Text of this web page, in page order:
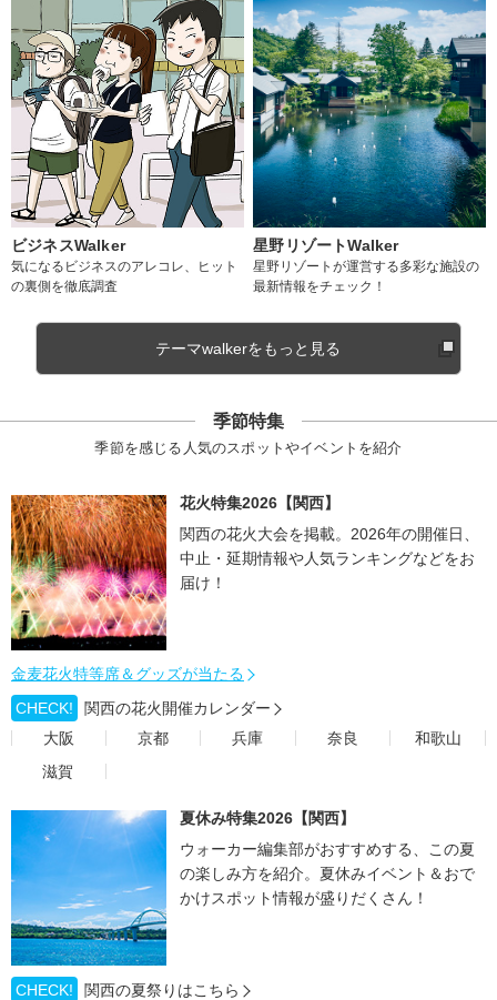
ビジネスWalker
気になるビジネスのアレコレ、ヒット
の裏側を徹底調査
星野リゾートWalker
星野リゾートが運営する多彩な施設の
最新情報をチェック！
テーマwalkerをもっと見る
季節特集
季節を感じる人気のスポットやイベントを紹介
花火特集2026【関西】
関西の花火大会を掲載。2026年の開催日、
中止・延期情報や人気ランキングなどをお
届け！
金麦花火特等席＆グッズが当たる
CHECK!
関西の花火開催カレンダー
大阪
京都 兵庫 奈良
和歌山
滋賀
夏休み特集2026【関西】
ウォーカー編集部がおすすめする、この夏
の楽しみ方を紹介。夏休みイベント＆おで
かけスポット情報が盛りだくさん！
CHECK!
関西の夏祭りはこちら